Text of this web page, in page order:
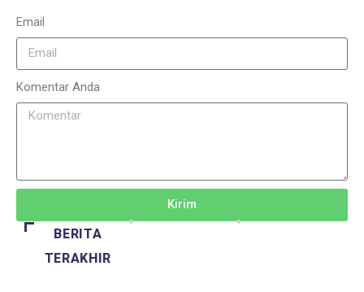
Email
Komentar Anda
Kirim
BERITA
TERAKHIR